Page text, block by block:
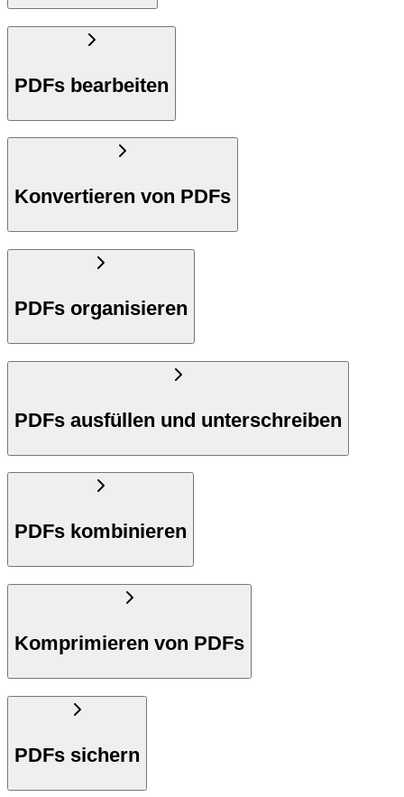
PDFs bearbeiten
Konvertieren von PDFs
PDFs organisieren
PDFs ausfüllen und unterschreiben
PDFs kombinieren
Komprimieren von PDFs
PDFs sichern